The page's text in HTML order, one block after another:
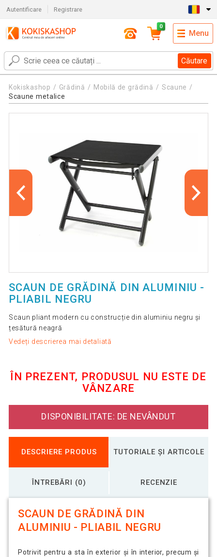
Autentificare Registrare
Căutare
0
Menu
Kokiskashop Grădină Mobilă de grădină
Scaune
Scaune metalice
SCAUN DE GRĂDINĂ DIN ALUMINIU -
PLIABIL NEGRU
Scaun pliant modern cu construcție din aluminiu negru și
țesătură neagră
Vedeți descrierea mai detaliată
ÎN PREZENT, PRODUSUL NU ESTE DE
VÂNZARE
DISPONIBILITATE: DE NEVÂNDUT
DESCRIERE PRODUS TUTORIALE ȘI ARTICOLE
ÎNTREBĂRI (0) RECENZIE
SCAUN DE GRĂDINĂ DIN
ALUMINIU - PLIABIL NEGRU
Potrivit pentru a sta în exterior și în interior, precum și